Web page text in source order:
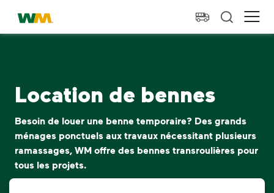
skip to main content
skip to footer
Waste Management Résidence
Location de bennes
Besoin de louer une benne temporaire? Des grands
ménages ponctuels aux travaux nécessitant plusieurs
ramassages, WM offre des bennes transroulières pour
tous les projets.